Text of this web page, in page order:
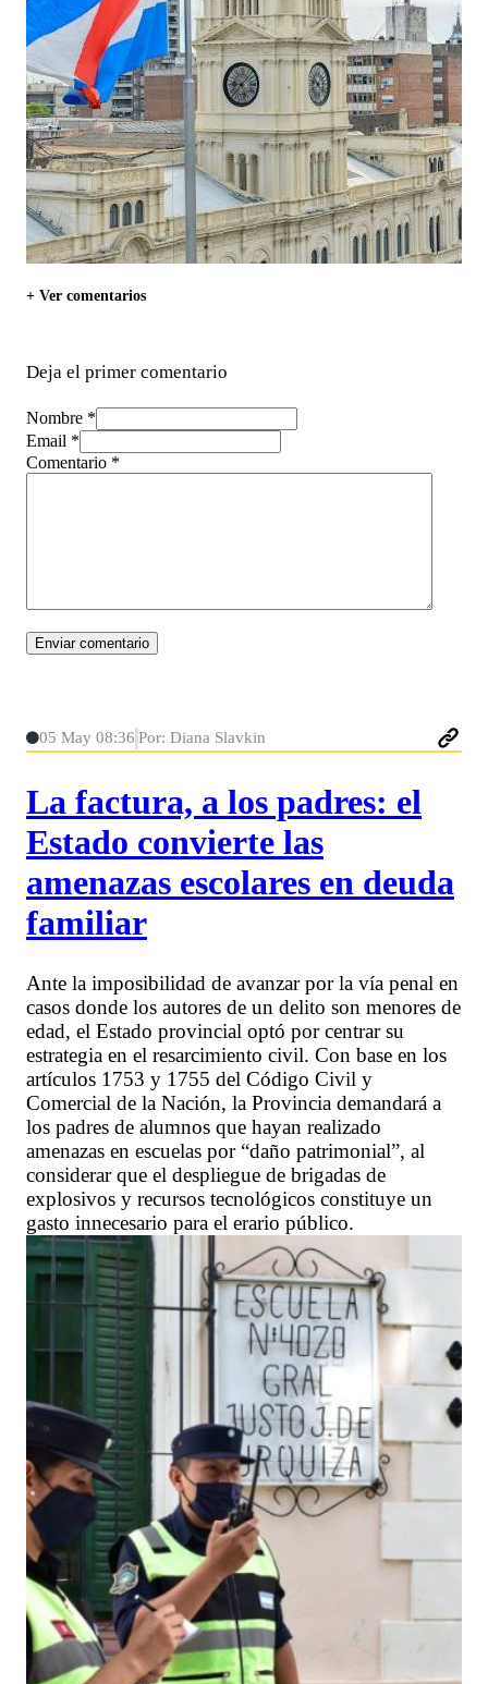
+ Ver comentarios
Deja el primer comentario
Nombre *
Email *
Comentario *
05 May 08:36 Por: Diana Slavkin
La factura, a los padres: el
Estado convierte las
amenazas escolares en deuda
familiar
Ante la imposibilidad de avanzar por la vía penal en
casos donde los autores de un delito son menores de
edad, el Estado provincial optó por centrar su
estrategia en el resarcimiento civil. Con base en los
artículos 1753 y 1755 del Código Civil y
Comercial de la Nación, la Provincia demandará a
los padres de alumnos que hayan realizado
amenazas en escuelas por “daño patrimonial”, al
considerar que el despliegue de brigadas de
explosivos y recursos tecnológicos constituye un
gasto innecesario para el erario público.